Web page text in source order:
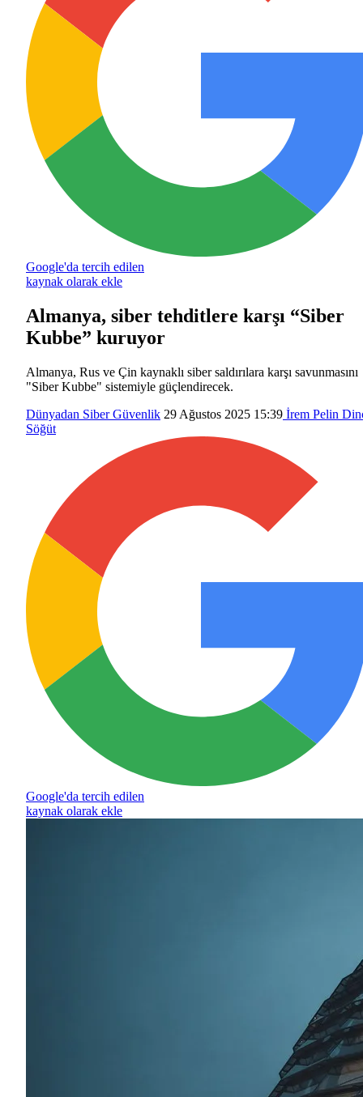
Google'da tercih edilen
kaynak olarak ekle
Almanya, siber tehditlere karşı “Siber
Kubbe” kuruyor
Almanya, Rus ve Çin kaynaklı siber saldırılara karşı savunmasını
"Siber Kubbe" sistemiyle güçlendirecek.
Dünyadan Siber Güvenlik 29 Ağustos 2025 15:39 İrem Pelin
Söğüt
Google'da tercih edilen
kaynak olarak ekle